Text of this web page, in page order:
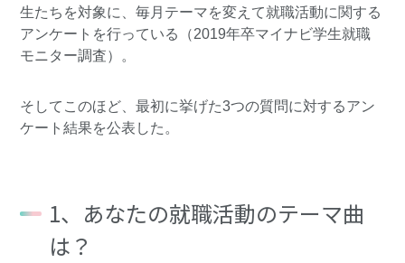
生たちを対象に、毎月テーマを変えて就職活動に関する
アンケートを行っている（2019年卒マイナビ学生就職
モニター調査）。
そしてこのほど、最初に挙げた3つの質問に対するアン
ケート結果を公表した。
1、あなたの就職活動のテーマ曲
は？